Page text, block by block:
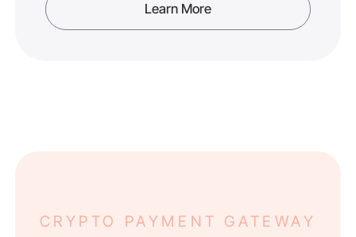
Learn More
CRYPTO PAYMENT GATEWAY